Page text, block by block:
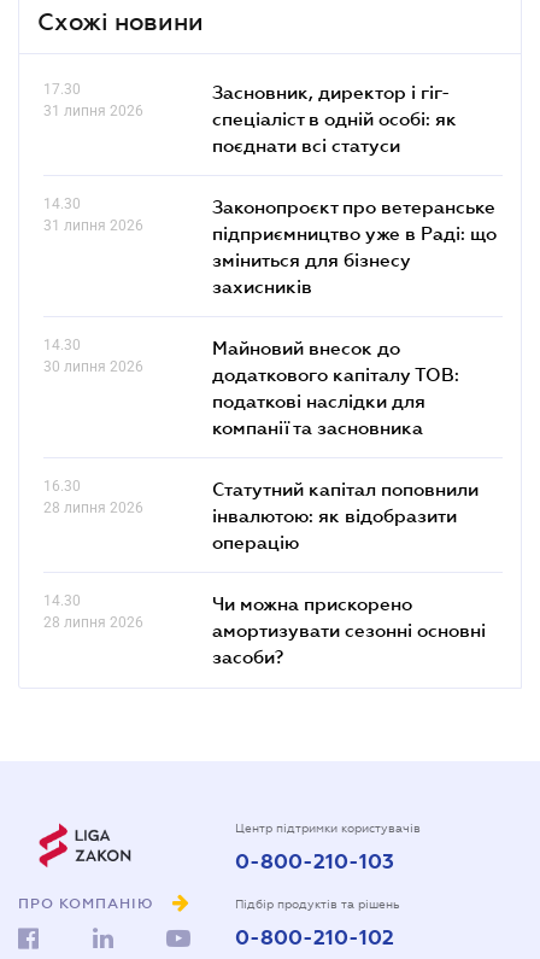
Схожі новини
17.30
31 липня 2026
Засновник, директор і гіг-
спеціаліст в одній особі: як
поєднати всі статуси
14.30
31 липня 2026
Законопроєкт про ветеранське
підприємництво уже в Раді: що
зміниться для бізнесу
захисників
14.30
30 липня 2026
Майновий внесок до
додаткового капіталу ТОВ:
податкові наслідки для
компанії та засновника
16.30
28 липня 2026
Статутний капітал поповнили
інвалютою: як відобразити
операцію
14.30
28 липня 2026
Чи можна прискорено
амортизувати сезонні основні
засоби?
ПРО КОМПАНІЮ
Центр підтримки користувачів
0-800-210-103
Підбір продуктів та рішень
0-800-210-102